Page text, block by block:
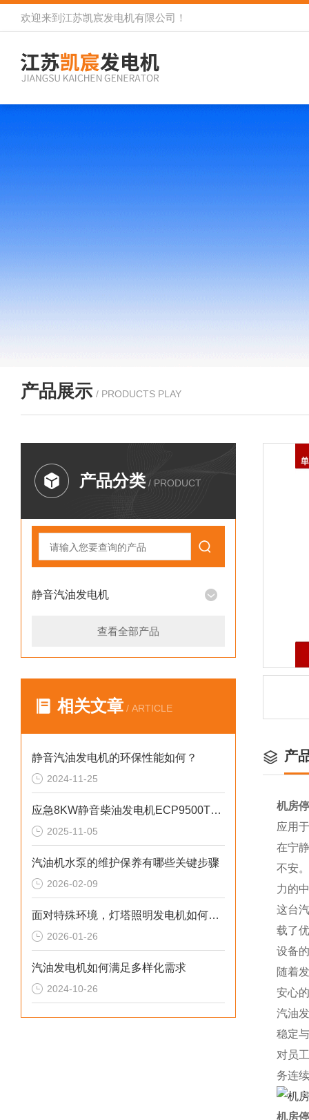
欢迎来到 江苏凯宸发电机有限公司 ！
产品展示 / PRODUCTS PLAY
产品分类 / PRODUCT
静音汽油发电机
查看全部产品
相关文章 / ARTICLE
静音汽油发电机的环保性能如何？
2024-11-25
应急8KW静音柴油发电机ECP9500T的匠心之作
2025-11-05
汽油机水泵的维护保养有哪些关键步骤
2026-02-09
面对特殊环境，灯塔照明发电机如何确保稳定运行
2026-01-26
汽油发电机如何满足多样化需求
2024-10-26
产
机房
应用
在宁
不安
力的
这台
载了
设备
随着
安心
汽油
稳定
对员
务连
机房